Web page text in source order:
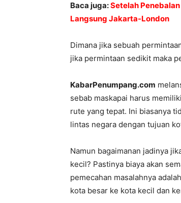
Baca juga:Setelah
Langsung Jakarta-London
Dimana jika sebuah
jika permintaan sedikit maka
KabarPenumpang.com
sebab maskapai harus
rute yang tepat. Ini biasanya
lintas negara dengan tujuan
Namun bagaimanan jadinya
kecil? Pastinya biaya akan
pemecahan masalahnya
kota besar ke kota kecil dan